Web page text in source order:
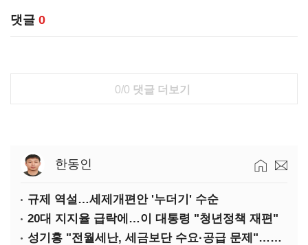
댓글 0
0/0 댓글 더보기
한동인
규제 역설…세제개편안 '누더기' 수순
20대 지지율 급락에…이 대통령 "청년정책 재편"
성기홍 "전월세난, 세금보단 수요·공급 문제"…닥공 시사